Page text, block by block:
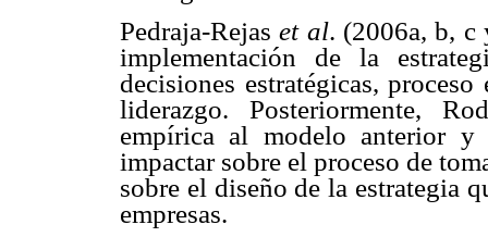
Pedraja-Rejaset al. (2006a, b, c
implementación de la
decisiones estratégicas,
liderazgo. Posteriormente,
empírica al modelo anterior
impactar sobre el proceso de
sobre el diseño de la estrategia
empresas.